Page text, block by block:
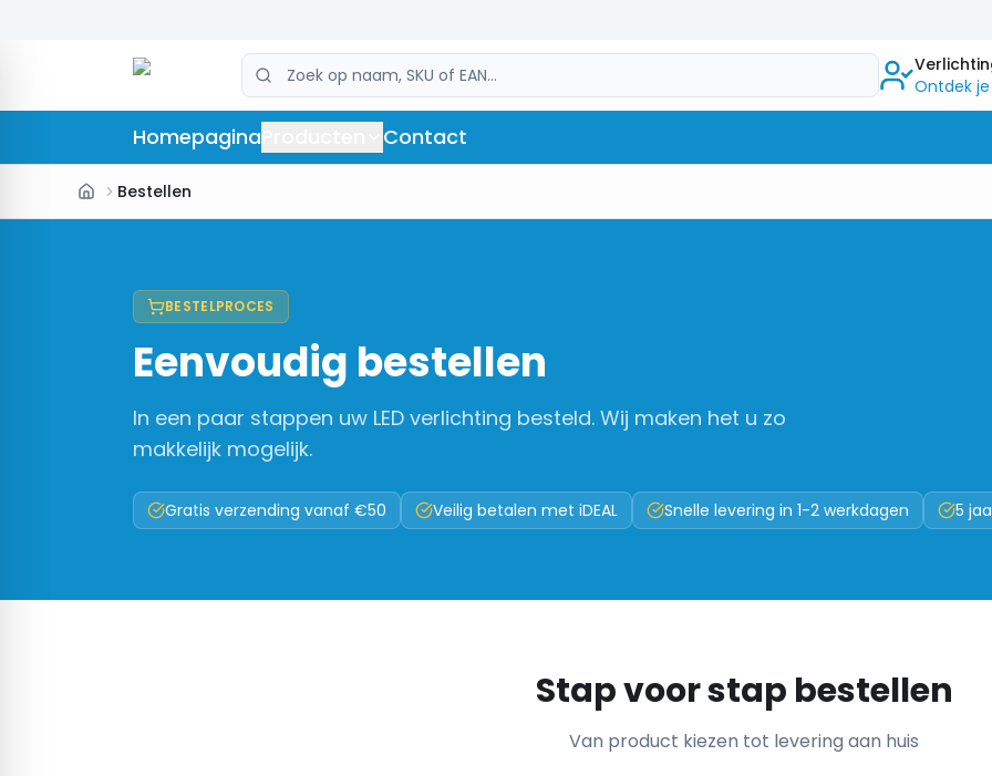
Ontdek
Homepagina Contact
Bestellen
BESTELPROCES
Eenvoudig bestellen
In een paar stappen uw LED verlichting besteld. Wij maken het u zo
makkelijk mogelijk.
Gratis verzending vanaf €50 Veilig betalen met iDEAL Snelle levering in 1-2 werkdagen 5
Stap voor stap bestellen
Van product kiezen tot levering aan huis